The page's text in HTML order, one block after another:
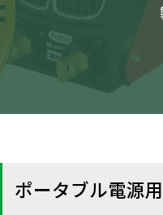
ポータブル電源